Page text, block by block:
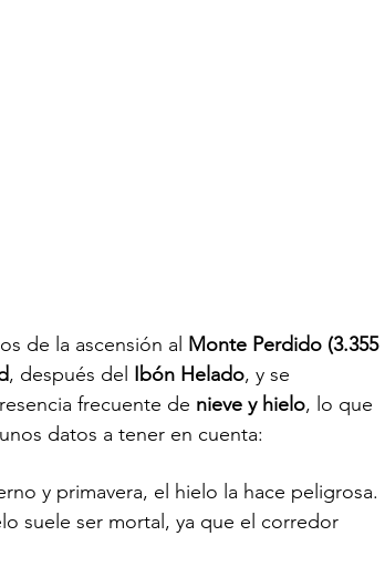
de la ascensión al Monte Perdido (3.355
, después del Ibón Helado, y se
frecuente de nieve y hielo, lo que
datos a tener en cuenta:
y primavera, el hielo la hace peligrosa.
suele ser mortal, ya que el corredor